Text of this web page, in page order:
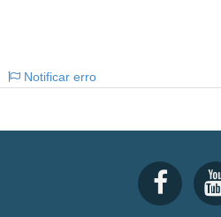
Notificar erro